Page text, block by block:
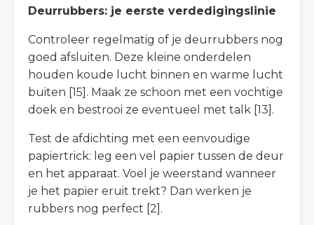
Deurrubbers: je eerste verdedigingslinie
Controleer regelmatig of je deurrubbers nog
goed afsluiten. Deze kleine onderdelen
houden koude lucht binnen en warme lucht
buiten [15]. Maak ze schoon met een vochtige
doek en bestrooi ze eventueel met talk [13].
Test de afdichting met een eenvoudige
papiertrick: leg een vel papier tussen de deur
en het apparaat. Voel je weerstand wanneer
je het papier eruit trekt? Dan werken je
rubbers nog perfect [2].